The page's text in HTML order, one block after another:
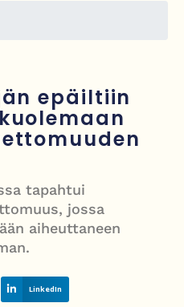
– valitsi Katy Perryn
– 17 loukkaantui Espanjassa
avaa 30-vuotisen taistelunsa
hoidon puolesta
Tegelbergille – tiukka
tallentui videolle
epäiltiin
tapahtui
jossa
aiheuttaneen
LinkedIn